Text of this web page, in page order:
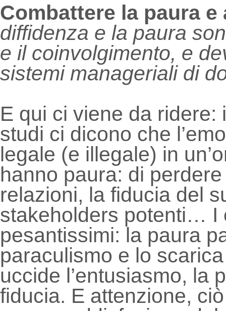
Combattere la paura
diffidenza e la paura
e il coinvolgimento, e
sistemi manageriali di
E qui ci viene da
studi ci dicono che
legale (e illegale) in
hanno paura: di
relazioni, la fiducia del
stakeholders potenti… I
pesantissimi: la paura
paraculismo e lo
uccide l’entusiasmo, la
fiducia. E attenzione,